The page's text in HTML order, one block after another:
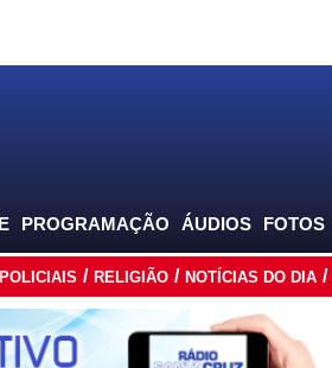
PROGRAMAÇÃO ÁUDIOS FOTOS
RELIGIÃO NOTÍCIAS DO DIA